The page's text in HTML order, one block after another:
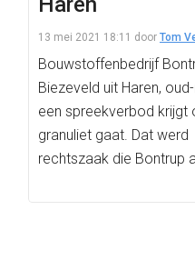
13 mei 2021 18:11 door Tom
Bouwstoffenbedrijf
Biezeveld uit Haren,
een spreekverbod krijgt
granuliet gaat. Dat
rechtszaak die Bontrup